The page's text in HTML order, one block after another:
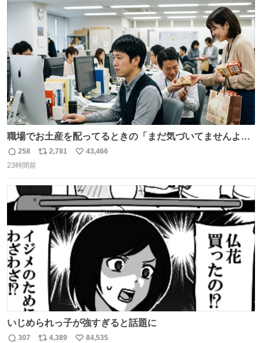
ト
数
数
職場でお土産を配ってるときの「まだ気づいてませんよ」
的な演技が毎回シンドい。
返
信
258
リ
ト
数
2,781
い
数
43,466
23時間前
いじめられっ子が強すぎると話題に
307 4,389 84,535